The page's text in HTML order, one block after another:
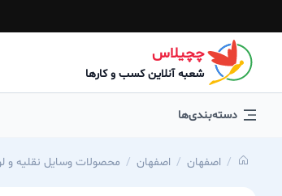
چچیلاس
شعبه آنلاین کسب و کارها
دسته‌بندی‌ها
اصفهان اصفهان محصولات وسایل نقلیه و